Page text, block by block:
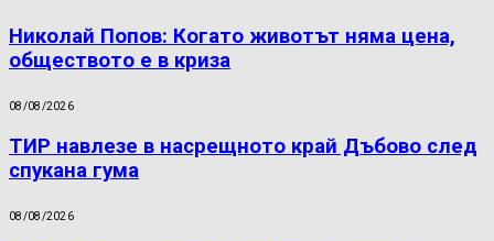
Николай Попов: Когато животът няма цена,
обществото е в криза
08/08/2026
ТИР навлезе в насрещното край Дъбово след
спукана гума
08/08/2026